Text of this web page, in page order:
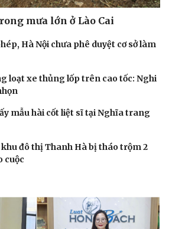
Câu chuyện thời sự
Đọc truyện đêm khuya
Cửa sổ tình yêu
mưa lớn ở Lào Cai
Hà Nội chưa phê duyệt cơ sở làm
loạt xe thủng lốp trên cao tốc: Nghi
mẫu hài cốt liệt sĩ tại Nghĩa trang
khu đô thị Thanh Hà bị tháo trộm 2
cuộc